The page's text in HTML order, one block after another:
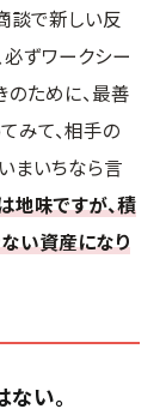
談で新しい反
必ずワークシー
のために、最善
みて、相手の
まいちなら言
地味ですが、積
い資産になり
ない。